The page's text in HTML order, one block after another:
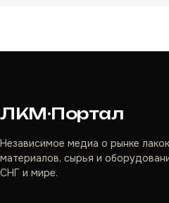
ЛКМ·Портал
Независимое медиа о рынке
материалов, сырья и
СНГ и мире.